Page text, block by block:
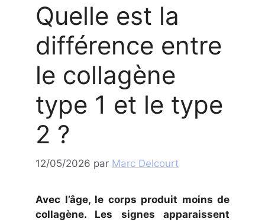
Quelle est la
différence entre
le collagène
type 1 et le type
2 ?
12/05/2026 par Marc Delcourt
Avec l’âge, le corps produit moins de
collagène. Les signes apparaissent